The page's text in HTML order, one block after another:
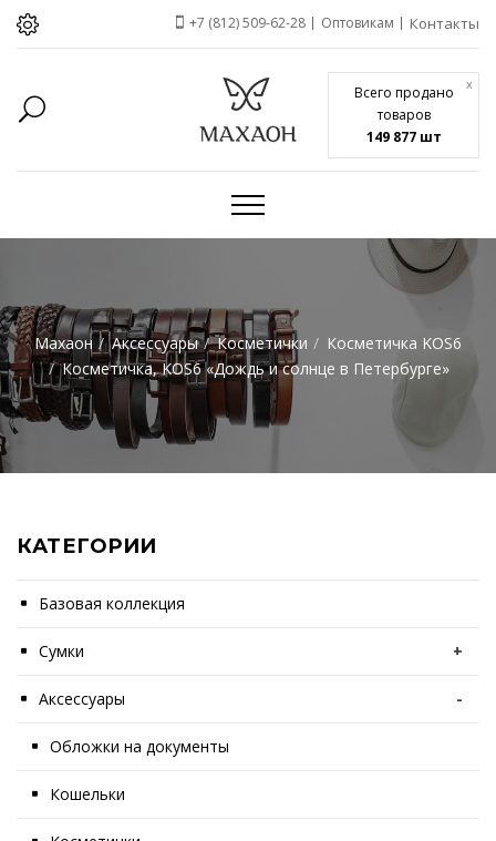
Всего продано
товаров
149 877 шт
x
+7 (812) 509-62-28 Оптовикам Контакты
Махаон Аксессуары Косметички
Косметичка KOS6
Косметичка, KOS6 «Дождь и солнце в Петербурге»
КАТЕГОРИИ
Базовая коллекция
Сумки +
Аксессуары -
Обложки на документы
Кошельки